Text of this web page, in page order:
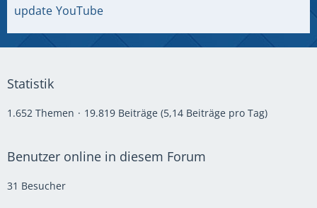
update YouTube
Statistik
1.652 Themen 19.819 Beiträge (5,14 Beiträge pro Tag)
Benutzer online in diesem Forum
31 Besucher